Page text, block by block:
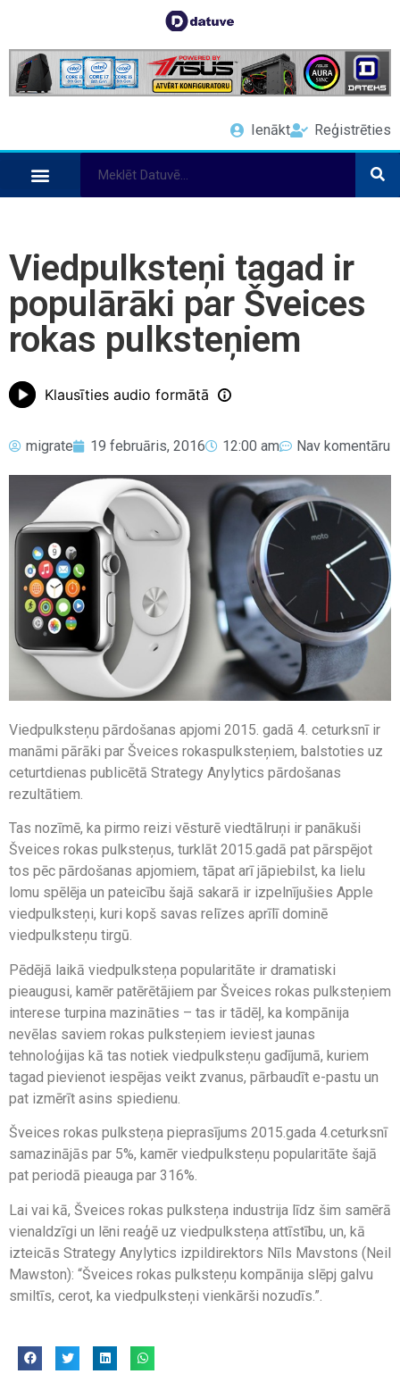
Ienākt Reģistrēties
Viedpulksteņi tagad ir
populārāki par Šveices
rokas pulksteņiem
Klausīties audio formātā
migrate 19 februāris, 2016 12:00 am Nav komentāru
Viedpulksteņu pārdošanas apjomi 2015. gadā 4. ceturksnī ir
manāmi pārāki par Šveices rokaspulksteņiem, balstoties uz
ceturtdienas publicētā Strategy Anylytics pārdošanas
rezultātiem.
Tas nozīmē, ka pirmo reizi vēsturē viedtālruņi ir panākuši
Šveices rokas pulksteņus, turklāt 2015.gadā pat pārspējot
tos pēc pārdošanas apjomiem, tāpat arī jāpiebilst, ka lielu
lomu spēlēja un pateicību šajā sakarā ir izpelnījušies Apple
viedpulksteņi, kuri kopš savas relīzes aprīlī dominē
viedpulksteņu tirgū.
Pēdējā laikā viedpulksteņa popularitāte ir dramatiski
pieaugusi, kamēr patērētājiem par Šveices rokas pulksteņiem
interese turpina mazināties – tas ir tādēļ, ka kompānija
nevēlas saviem rokas pulksteņiem ieviest jaunas
tehnoloģijas kā tas notiek viedpulksteņu gadījumā, kuriem
tagad pievienot iespējas veikt zvanus, pārbaudīt e-pastu un
pat izmērīt asins spiedienu.
Šveices rokas pulksteņa pieprasījums 2015.gada 4.ceturksnī
samazinājās par 5%, kamēr viedpulksteņu popularitāte šajā
pat periodā pieauga par 316%.
Lai vai kā, Šveices rokas pulksteņa industrija līdz šim samērā
vienaldzīgi un lēni reaģē uz viedpulksteņa attīstību, un, kā
izteicās Strategy Anylytics izpildirektors Nīls Mavstons (Neil
Mawston): “Šveices rokas pulksteņu kompānija slēpj galvu
smiltīs, cerot, ka viedpulksteņi vienkārši nozudīs.”.